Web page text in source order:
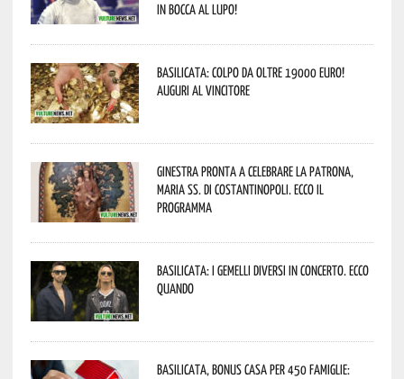
In bocca al lupo!
Basilicata: colpo da oltre 19000 Euro!
Auguri al vincitore
Ginestra pronta a celebrare la Patrona,
Maria SS. di Costantinopoli. Ecco il
programma
Basilicata: i Gemelli DiVersi in concerto. Ecco
quando
Basilicata, Bonus casa per 450 famiglie: